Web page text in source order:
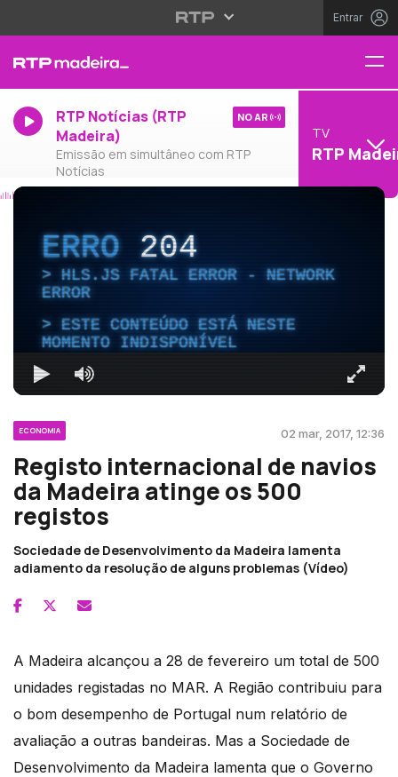
Entrar
RTP Notícias (RTP
Madeira)
Emissão em simultâneo com RTP
Notícias
NO AR
TV
RTP
ERRO204
HLS.JS FATAL ERROR - NETWORK
ERROR
ESTE CONTEÚDO ESTÁ NESTE
MOMENTO INDISPONÍVEL
ECONOMIA 02 mar, 2017, 12:36
Registo internacional de navios
da Madeira atinge os 500
registos
Sociedade de Desenvolvimento da Madeira lamenta
adiamento da resolução de alguns problemas (Vídeo)
A Madeira alcançou a 28 de fevereiro um total de 500
unidades registadas no MAR. A Região contribuiu para
o bom desempenho de Portugal num relatório de
avaliação a outras bandeiras. Mas a Sociedade de
Desenvolvimento da Madeira lamenta que o Governo